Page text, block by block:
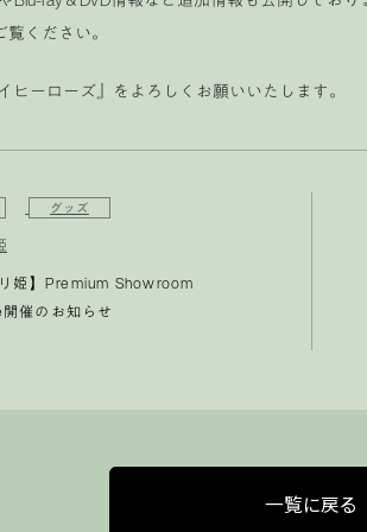
覧ください。
ヒーローズ』をよろしくお願いいたします。
グッズ
姫】Premium Showroom
催のお知らせ
一覧に戻る